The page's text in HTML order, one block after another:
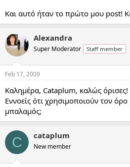
Και αυτό ήταν το πρώτο μου post!
Alexandra
Super Moderator Staff member
Feb 17, 2009
Καλημέρα, Cataplum, καλώς όρισες!
Εννοείς ότι χρησιμοποιούν τον
μπαλαμός;
C cataplum
New member